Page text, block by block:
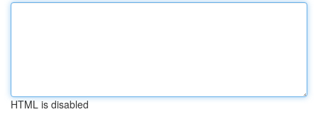
HTML is disabled